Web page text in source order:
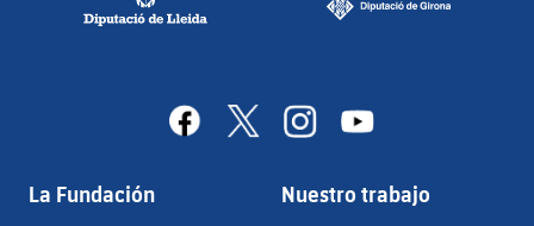
facebook
x instagramyoutube
La Fundación Nuestro trabajo